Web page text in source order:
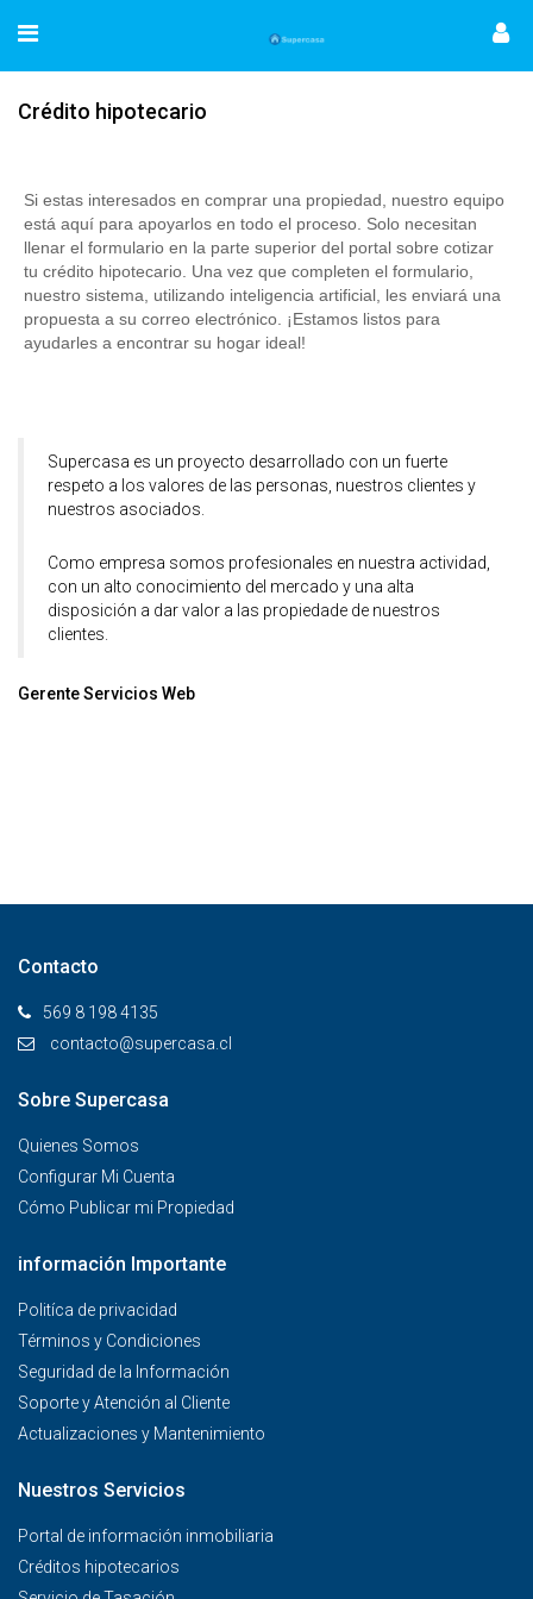
Crédito hipotecario
Si estas interesados en comprar una propiedad, nuestro equipo
está aquí para apoyarlos en todo el proceso. Solo necesitan
llenar el formulario en la parte superior del portal sobre cotizar
tu crédito hipotecario. Una vez que completen el formulario,
nuestro sistema, utilizando inteligencia artificial, les enviará una
propuesta a su correo electrónico. ¡Estamos listos para
ayudarles a encontrar su hogar ideal!
Supercasa es un proyecto desarrollado con un fuerte
respeto a los valores de las personas, nuestros clientes y
nuestros asociados.
Como empresa somos profesionales en nuestra actividad,
con un alto conocimiento del mercado y una alta
disposición a dar valor a las propiedade de nuestros
clientes.
Gerente Servicios Web
Contacto
569 8 198 4135
contacto@supercasa.cl
Sobre Supercasa
Quienes Somos
Configurar Mi Cuenta
Cómo Publicar mi Propiedad
información Importante
Politíca de privacidad
Términos y Condiciones
Seguridad de la Información
Soporte y Atención al Cliente
Actualizaciones y Mantenimiento
Nuestros Servicios
Portal de información inmobiliaria
Créditos hipotecarios